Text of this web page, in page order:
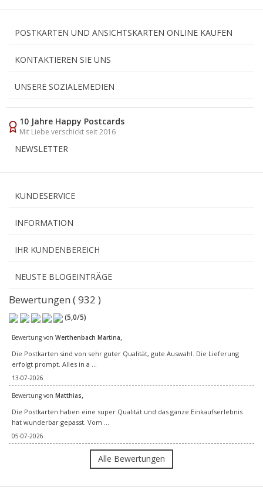
POSTKARTEN UND ANSICHTSKARTEN ONLINE KAUFEN
KONTAKTIEREN SIE UNS
UNSERE SOZIALEMEDIEN
10 Jahre Happy Postcards
Mit Liebe verschickt seit 2016
NEWSLETTER
KUNDESERVICE
INFORMATION
IHR KUNDENBEREICH
NEUSTE BLOGEINTRÄGE
Bewertungen ( 932 )
(5,0/5)
Bewertung von Werthenbach Martina,
Die Postkarten sind von sehr guter Qualität, gute Auswahl. Die Lieferung
erfolgt prompt. Alles in a ...
13-07-2026
Bewertung von Matthias,
Die Postkarten haben eine super Qualität und das ganze Einkaufserlebnis
hat wunderbar gepasst. Vom ...
05-07-2026
Alle Bewertungen